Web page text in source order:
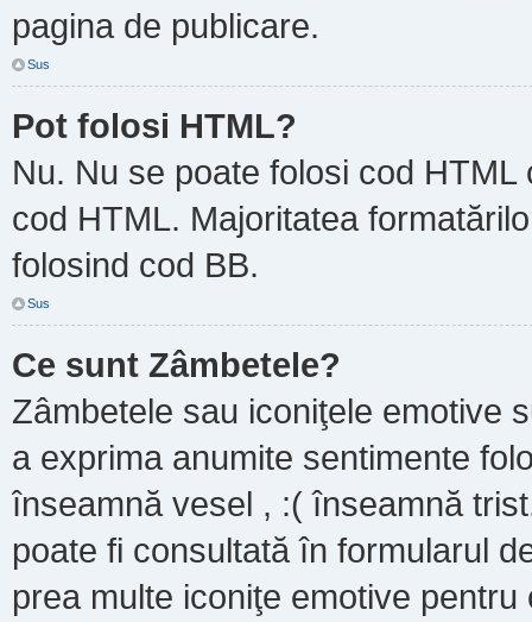
pagina de publicare.
Sus
Pot folosi HTML?
Nu. Nu se poate folosi cod
cod HTML. Majoritatea
folosind cod BB.
Sus
Ce sunt Zâmbetele?
Zâmbetele sau iconiţele emotive
a exprima anumite sentimente
înseamnă vesel , :( înseamnă
poate fi consultată în formularul
prea multe iconiţe emotive